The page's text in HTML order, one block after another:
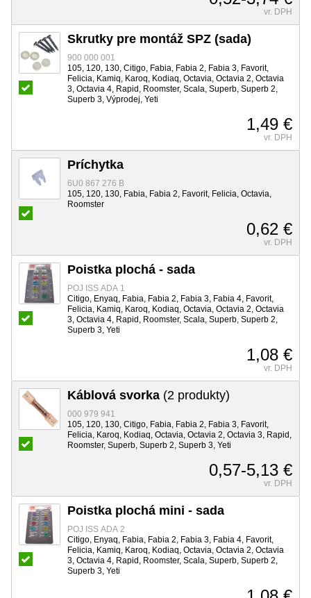
vr. DPH
Skrutky pre montáž SPZ (sada)
900 000 001
105, 120, 130, Citigo, Fabia, Fabia 2, Fabia 3, Favorit,
Felicia, Kamiq, Karoq, Kodiaq, Octavia, Octavia 2, Octavia
3, Octavia 4, Rapid, Roomster, Scala, Superb, Superb 2,
Superb 3, Výprodej, Yeti
1,49 €
vr. DPH
Príchytka
6U0 867 276 B
105, 120, 130, Fabia, Fabia 2, Favorit, Felicia, Octavia,
Roomster
0,62 €
vr. DPH
Poistka plochá - sada
POJ ISS ADA 1
Citigo, Enyaq, Fabia, Fabia 2, Fabia 3, Fabia 4, Favorit,
Felicia, Kamiq, Karoq, Kodiaq, Octavia, Octavia 2, Octavia
3, Octavia 4, Rapid, Roomster, Scala, Superb, Superb 2,
Superb 3, Yeti
1,08 €
vr. DPH
Káblová svorka (2 produkty)
000 979 941
105, 120, 130, Citigo, Fabia, Fabia 2, Fabia 3, Favorit,
Felicia, Karoq, Kodiaq, Octavia, Octavia 2, Octavia 3, Rapid,
Roomster, Superb, Superb 2, Superb 3, Yeti
0,57-5,13 €
vr. DPH
Poistka plochá mini - sada
POJ ISS ADA 2
Citigo, Enyaq, Fabia, Fabia 2, Fabia 3, Fabia 4, Favorit,
Felicia, Kamiq, Karoq, Kodiaq, Octavia, Octavia 2, Octavia
3, Octavia 4, Rapid, Roomster, Scala, Superb, Superb 2,
Superb 3, Yeti